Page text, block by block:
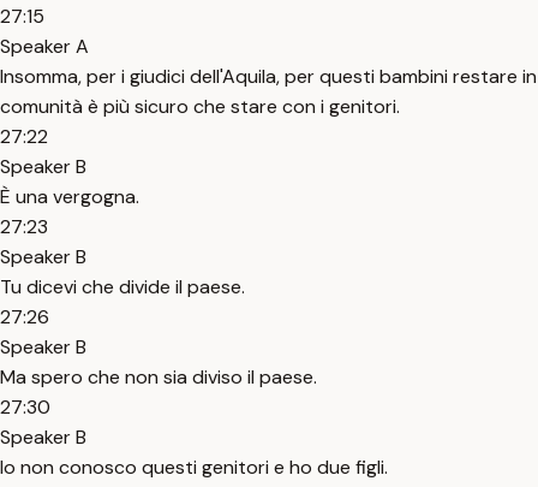
27:15
Speaker A
Insomma, per i giudici dell'Aquila, per questi bambini restare in
comunità è più sicuro che stare con i genitori.
27:22
Speaker B
È una vergogna.
27:23
Speaker B
Tu dicevi che divide il paese.
27:26
Speaker B
Ma spero che non sia diviso il paese.
27:30
Speaker B
Io non conosco questi genitori e ho due figli.